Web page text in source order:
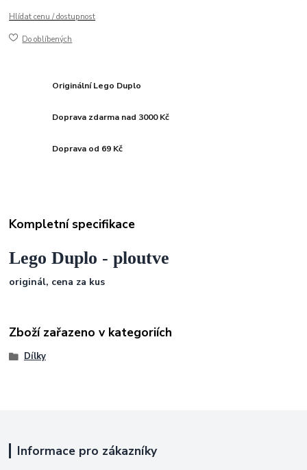
Hlídat cenu / dostupnost
Do oblíbených
Originální Lego Duplo
Doprava zdarma nad 3000 Kč
Doprava od 69 Kč
Kompletní specifikace
Lego Duplo - ploutve
originál, cena za kus
Zboží zařazeno v kategoriích
Dílky
Informace pro zákazníky